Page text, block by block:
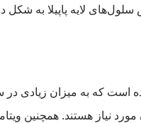
لایه پاپیلا به شکل
که به میزان زیادی در